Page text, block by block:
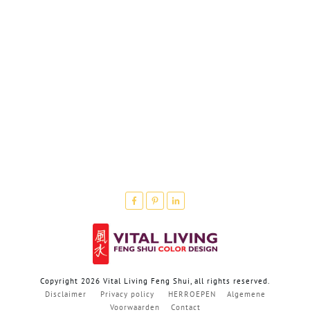
Disclaimer Privacy policy HERROEPEN
Algemene
Voorwaarden
Contact
Copyright 2026 Vital Living Feng Shui, all rights reserved.